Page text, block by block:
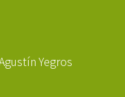
Yegros